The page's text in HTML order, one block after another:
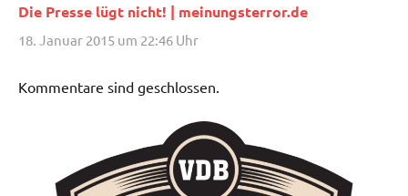
Die Presse lügt nicht! | meinungsterror.de
18. Januar 2015 um 22:46 Uhr
Kommentare sind geschlossen.